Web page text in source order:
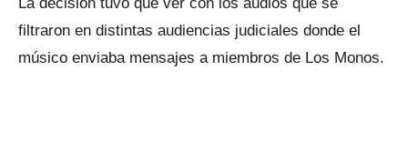
filtraron en distintas audiencias judiciales donde el
músico enviaba mensajes a miembros de Los Monos.